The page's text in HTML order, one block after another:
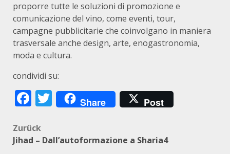
proporre tutte le soluzioni di promozione e
comunicazione del vino, come eventi, tour,
campagne pubblicitarie che coinvolgano in maniera
trasversale anche design, arte, enogastronomia,
moda e cultura.
condividi su:
Facebook
Twitter
Share Post
Beitragsnavigation
Zurück
Jihad – Dall’autoformazione a Sharia4